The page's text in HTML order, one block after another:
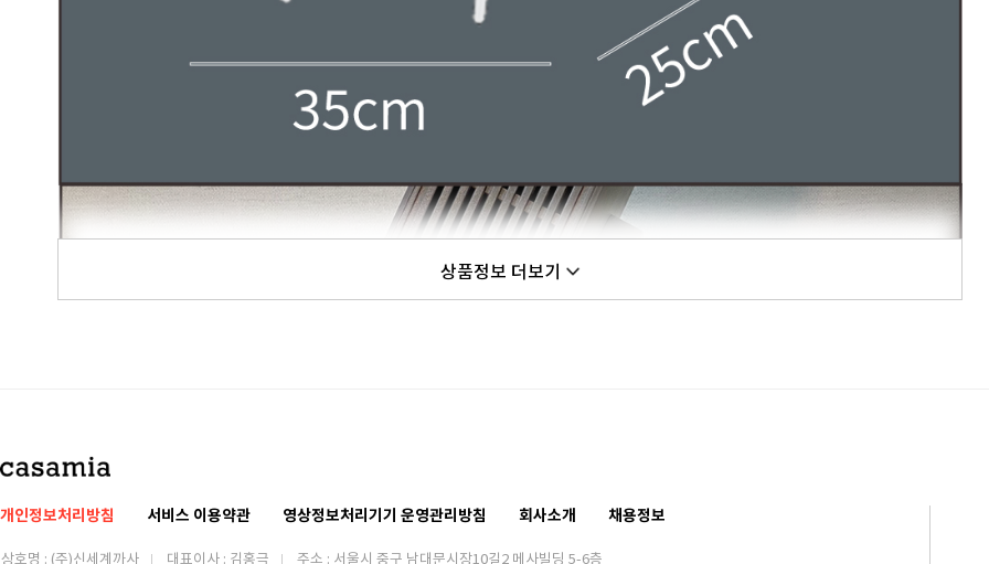
상품정보 더보기
개인정보처리방침 서비스 이용약관 영상정보처리기기 운영관리방침 회사소개 채용정보
상호명 : (주)신세계까사 대표이사 : 김홍극 주소 : 서울시 중구 남대문시장10길2 메사빌딩 5-6층